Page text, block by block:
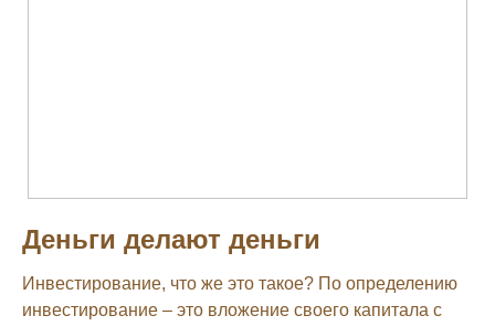
Деньги делают деньги
Инвестирование, что же это такое? По определению
инвестирование – это вложение своего капитала с